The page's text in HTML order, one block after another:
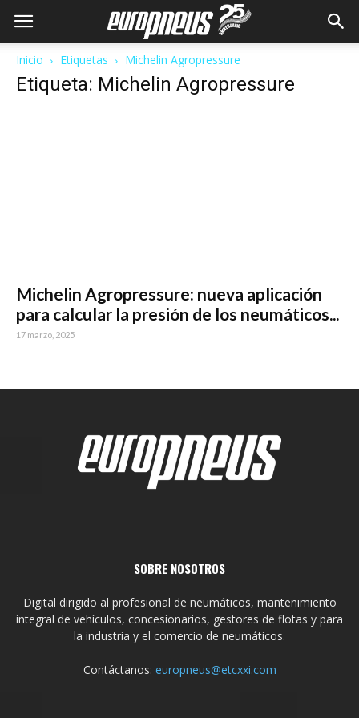
Inicio Etiquetas Michelin Agropressure
Etiqueta: Michelin Agropressure
Michelin Agropressure: nueva aplicación
para calcular la presión de los neumáticos...
17 marzo, 2025
SOBRE NOSOTROS
Digital dirigido al profesional de neumáticos, mantenimiento
integral de vehículos, concesionarios, gestores de flotas y para
la industria y el comercio de neumáticos.
Contáctanos: europneus@etcxxi.com